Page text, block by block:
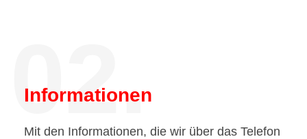
02.
Informationen
Mit den Informationen, die wir über das Telefon